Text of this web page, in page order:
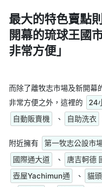
最大的特色賣點
開幕的琉球王國
非常方便」
而除了離牧志市場及新開幕
非常方便之外，這裡的
24
自動販賣機
、 自助洗衣
附近擁有 第一牧志公設市
國際通大道
、 唐吉軻德
壺屋Yachimun通
、 貓